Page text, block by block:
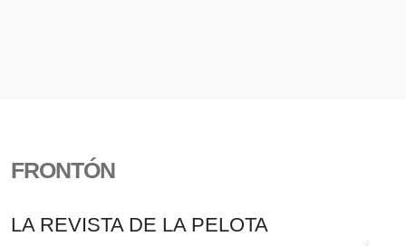
FRONTÓN
LA REVISTA DE LA PELOTA